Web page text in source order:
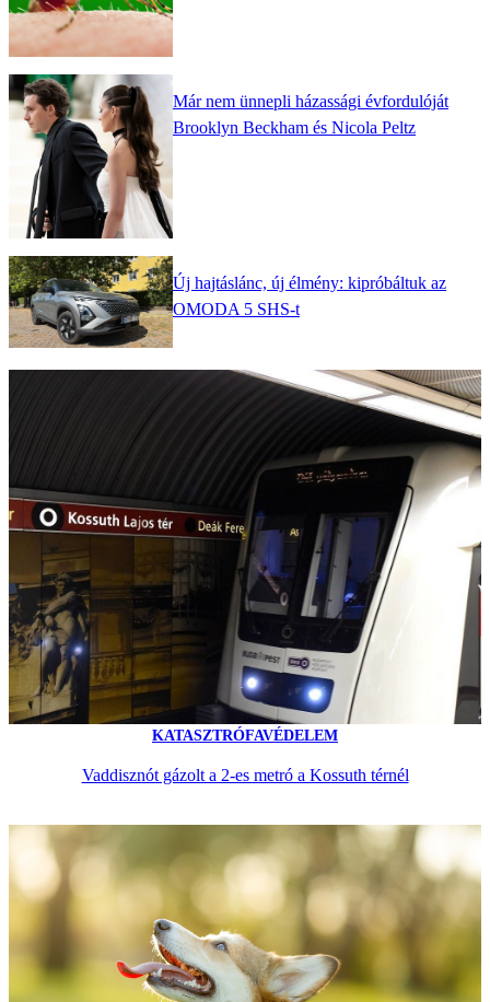
Már nem ünnepli házassági évfordulóját
Brooklyn Beckham és Nicola Peltz
Új hajtáslánc, új élmény: kipróbáltuk az
OMODA 5 SHS-t
KATASZTRÓFAVÉDELEM
Vaddisznót gázolt a 2-es metró a Kossuth térnél